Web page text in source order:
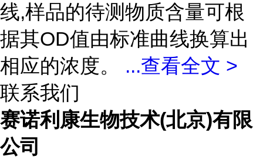
线,样品的待测物质含量可根
据其OD值由标准曲线换算出
相应的浓度。 ...查看全文 >
联系我们
赛诺利康生物技术(北京)有限
公司